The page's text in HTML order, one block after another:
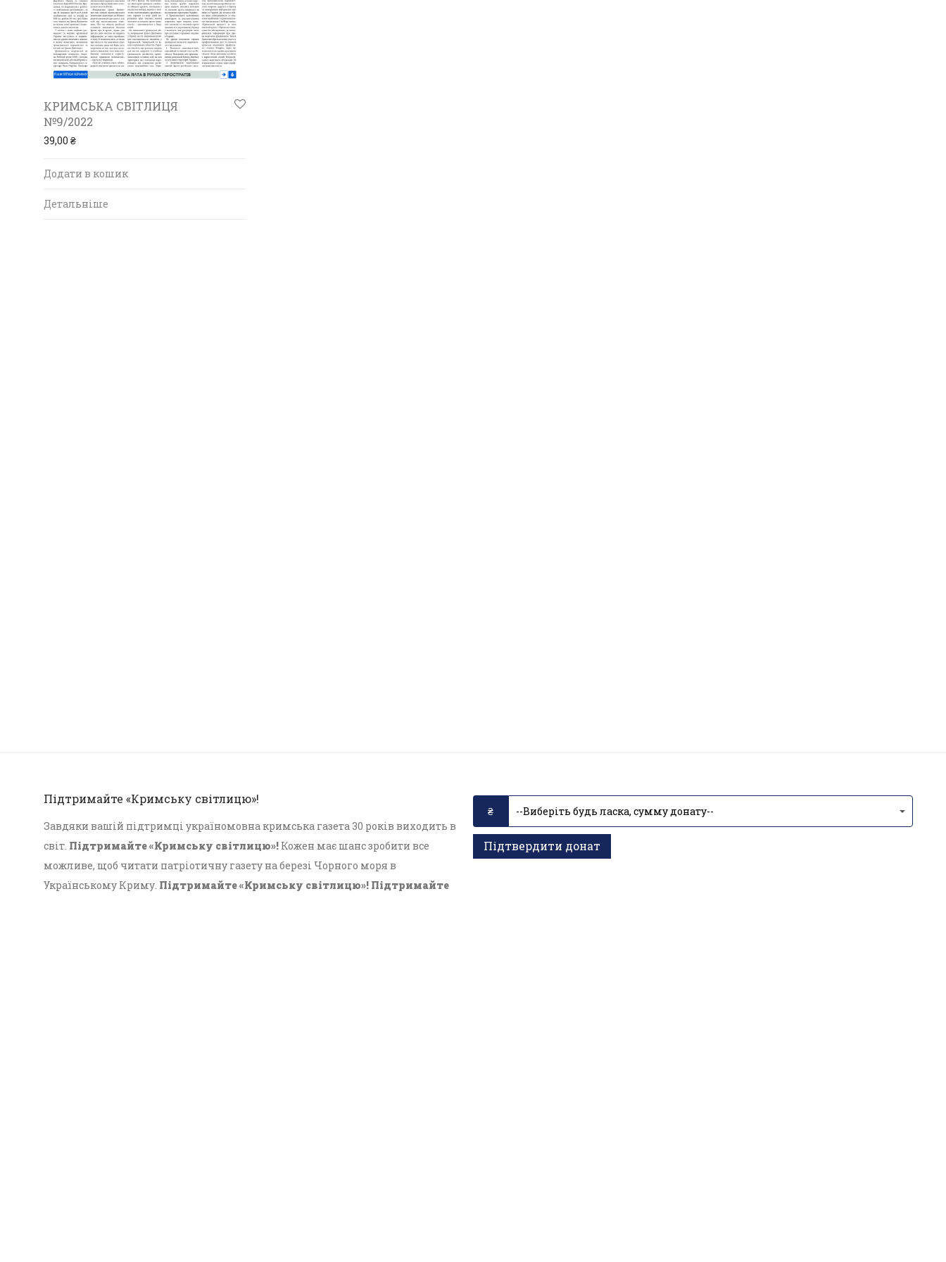
КРИМСЬКА СВІТЛИЦЯ
№9/2022
39,00 ₴
Додати в кошик
Детальніше
Підтримайте «Кримську світлицю»!
Завдяки вашій підтримці україномовна кримська газета 30 років виходить в
світ. Підтримайте «Кримську світлицю»! Кожен має шанс зробити все
можливе, щоб читати патріотичну газету на березі Чорного моря в
Українському Криму. Підтримайте «Кримську світлицю»! Підтримайте
Підтвердити донат